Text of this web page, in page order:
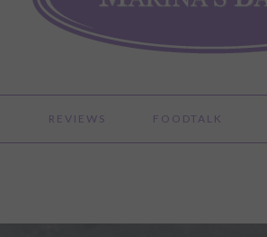
REVIEWS FOODTALK